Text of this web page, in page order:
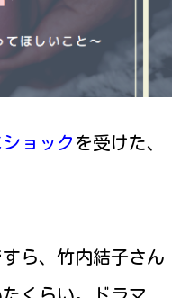
ョック を受けた、
ら、竹内結子さん